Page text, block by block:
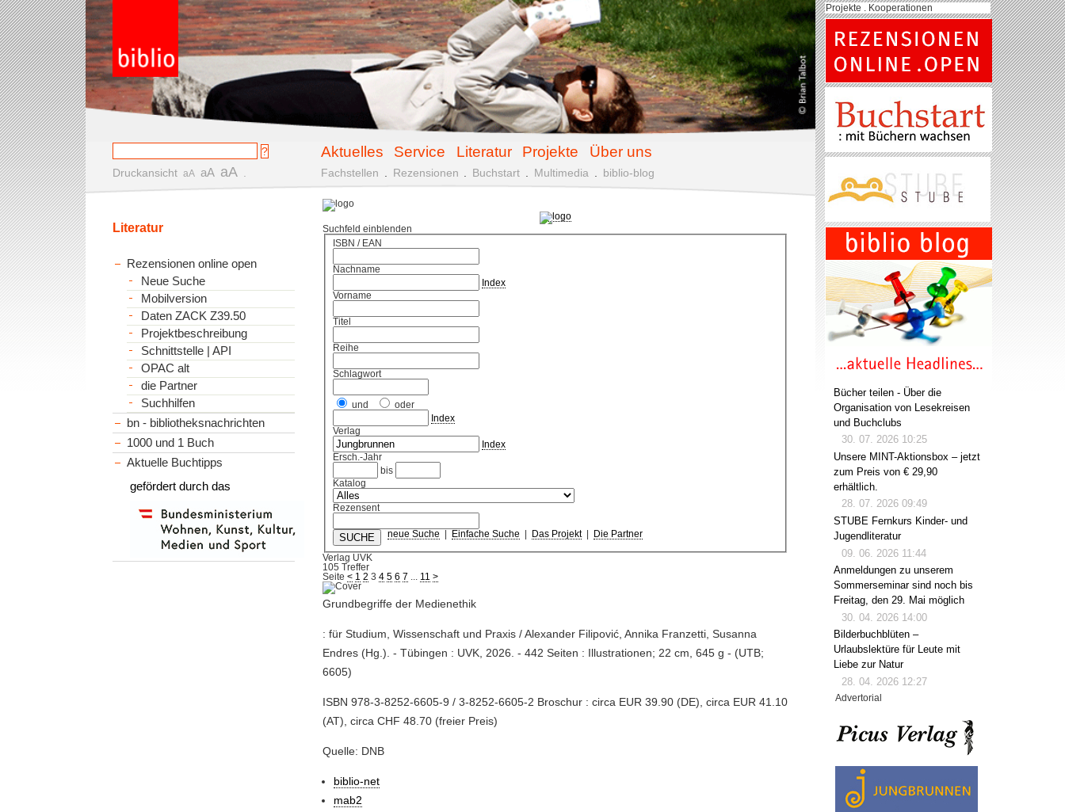
Aktuelles Service Literatur Projekte Über uns
Druckansicht aA aA aA Fachstellen Rezensionen Buchstart Multimedia biblio-blog
Suchfeld einblenden
ISBN / EAN
Nachname
Index
Vorname
Titel
Reihe
Schlagwort
und
oder
Index
Verlag
Index
Ersch.-Jahr
bis
Katalog
Rezensent
neue Suche Einfache Suche Das Projekt| Die Partner
Verlag UVK
105 Treffer
Seite< 1 2 3 4 5 6 7 11 >
Grundbegriffe der Medienethik
: für Studium, Wissenschaft und Praxis / Alexander Filipović, Annika Franzetti, Susanna
Endres (Hg.). - Tübingen : UVK, 2026. - 442 Seiten : Illustrationen; 22 cm, 645 g - (UTB;
6605)
ISBN 978-3-8252-6605-9 / 3-8252-6605-2 Broschur : circa EUR 39.90 (DE), circa EUR 41.10
(AT), circa CHF 48.70 (freier Preis)
Quelle: DNB
biblio-net
mab2
Literatur
Rezensionen online open
Neue Suche
Mobilversion
Daten ZACK Z39.50
Projektbeschreibung
Schnittstelle | API
OPAC alt
die Partner
Suchhilfen
bn - bibliotheksnachrichten
1000 und 1 Buch
Aktuelle Buchtipps
gefördert durch das
Projekte . Kooperationen
Bücher teilen - Über die
Organisation von Lesekreisen
und Buchclubs
30. 07. 2026 10:25
Unsere MINT-Aktionsbox – jetzt
zum Preis von € 29,90
erhältlich.
28. 07. 2026 09:49
STUBE Fernkurs Kinder- und
Jugendliteratur
09. 06. 2026 11:44
Anmeldungen zu unserem
Sommerseminar sind noch bis
Freitag, den 29. Mai möglich
30. 04. 2026 14:00
Bilderbuchblüten –
Urlaubslektüre für Leute mit
Liebe zur Natur
28. 04. 2026 12:27
Advertorial